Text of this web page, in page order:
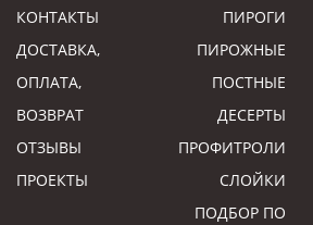
КОНТАКТЫ
ДОСТАВКА,
ОПЛАТА,
ВОЗВРАТ
ОТЗЫВЫ
ПРОЕКТЫ
ПИРОГИ
ПИРОЖНЫЕ
ПОСТНЫЕ
ДЕСЕРТЫ
ПРОФИТРОЛИ
СЛОЙКИ
ПОДБОР ПО